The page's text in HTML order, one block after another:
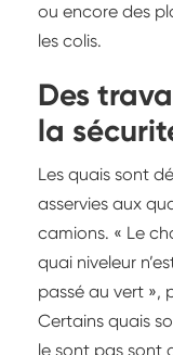
ou encore des
les colis.
Des
la
Les quais sont
asservies aux
camions. « Le
quai niveleur
passé au vert »,
Certains quais
le sont pas sont